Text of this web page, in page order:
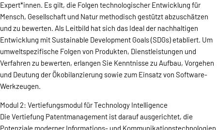
Expert*innen. Es gilt, die Folgen technologischer Entwicklung für
Mensch, Gesellschaft und Natur methodisch gestützt abzuschätzen
und zu bewerten. Als Leitbild hat sich das Ideal der nachhaltigen
Entwicklung mit Sustainable Development Goals (SDGs) etabliert. Um
umweltspezifische Folgen von Produkten, Dienstleistungen und
Verfahren zu bewerten, erlangen Sie Kenntnisse zu Aufbau, Vorgehen
und Deutung der Ökobilanzierung sowie zum Einsatz von Software-
Werkzeugen.
Modul 2: Vertiefungsmodul für Technology Intelligence
Die Vertiefung Patentmanagement ist darauf ausgerichtet, die
Potenziale moderner Informations- und Kommunikationstechnologien